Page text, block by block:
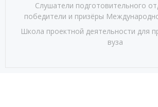
Слушатели подготовительного
победители и призёры
Школа проектной деятельности для
вуза